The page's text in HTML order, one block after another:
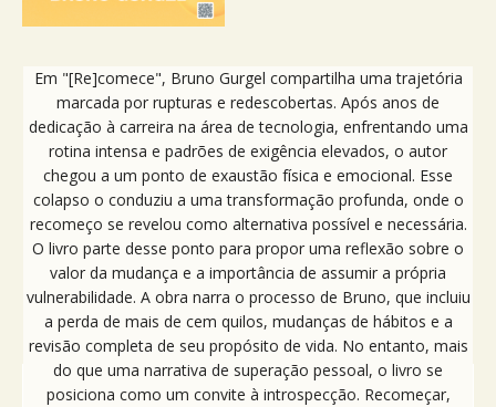
Em "[Re]comece", Bruno Gurgel compartilha uma trajetória
marcada por rupturas e redescobertas. Após anos de
dedicação à carreira na área de tecnologia, enfrentando uma
rotina intensa e padrões de exigência elevados, o autor
chegou a um ponto de exaustão física e emocional. Esse
colapso o conduziu a uma transformação profunda, onde o
recomeço se revelou como alternativa possível e necessária.
O livro parte desse ponto para propor uma reflexão sobre o
valor da mudança e a importância de assumir a própria
vulnerabilidade. A obra narra o processo de Bruno, que incluiu
a perda de mais de cem quilos, mudanças de hábitos e a
revisão completa de seu propósito de vida. No entanto, mais
do que uma narrativa de superação pessoal, o livro se
posiciona como um convite à introspecção. Recomeçar,